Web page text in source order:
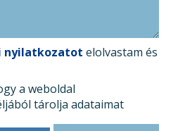
nyilatkozatot elolvastam és
a weboldal
tárolja adataimat